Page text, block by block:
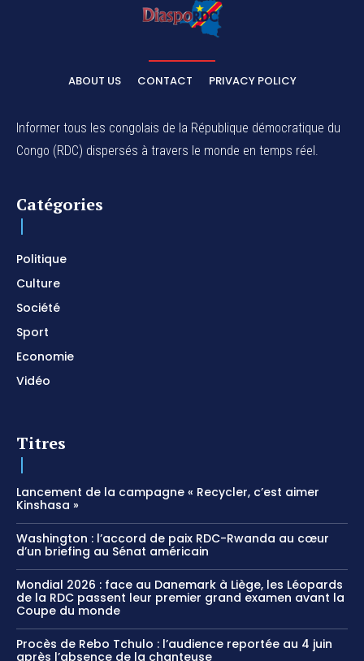
ABOUT US CONTACT PRIVACY POLICY
Informer tous les congolais de la République démocratique du
Congo (RDC) dispersés à travers le monde en temps réel.
Catégories
Politique
Culture
Société
Sport
Economie
Vidéo
Titres
Lancement de la campagne « Recycler, c’est aimer
Kinshasa »
Washington : l’accord de paix RDC-Rwanda au cœur
d’un briefing au Sénat américain
Mondial 2026 : face au Danemark à Liège, les Léopards
de la RDC passent leur premier grand examen avant la
Coupe du monde
Procès de Rebo Tchulo : l’audience reportée au 4 juin
après l’absence de la chanteuse